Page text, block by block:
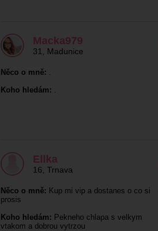
Macka979
31 Madunice
Něco o mně: .
Koho hledám: .
Ellka
16 Trnava
Něco o mně: Kup mi vip a dostanes o co si
prosis
Koho hledám: Pekneho chlapa s velkym
vtakom a dobrou vytrzou